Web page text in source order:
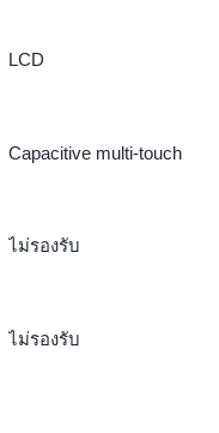
LCD
Capacitive multi-touch
ไม่รองรับ
ไม่รองรับ